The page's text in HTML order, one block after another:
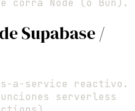
corra Node (o Bun).
Supabase /
a-service reactivo.
serverless